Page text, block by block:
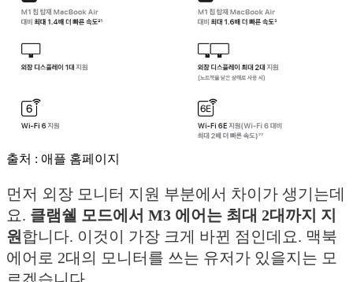
출처 : 애플 홈페이지
먼저 외장 모니터 지원 부분에서 차이가 생기는데
요. 클램쉘 모드에서 M3 에어는 최대 2대까지 지
원 합니다. 이것이 가장 크게 바뀐 점인데요. 맥북
에어로 2대의 모니터를 쓰는 유저가 있을지는 모